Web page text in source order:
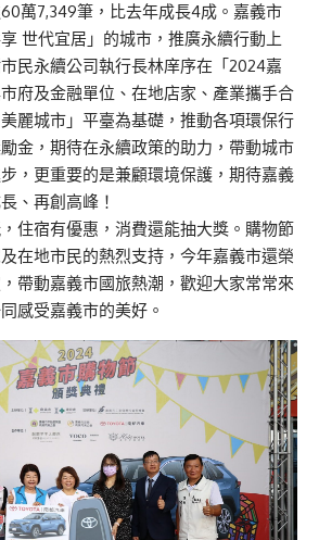
萬7,349筆，比去年成長4成。嘉義市
世代宜居」的城市，推廣永續行動上
民永續公司執行長林庠序在「2024嘉
府及金融單位、在地店家、產業攜手合
麗城市」平臺為基礎，推動各項環保行
金，期待在永續政策的助力，帶動城市
，更重要的是兼顧環境保護，期待嘉義
、再創高峰！
住宿有優惠，消費還能抽大獎。購物節
在地市民的熱烈支持，今年嘉義市還榮
帶動嘉義市國旅熱潮，歡迎大家常常來
感受嘉義市的美好。